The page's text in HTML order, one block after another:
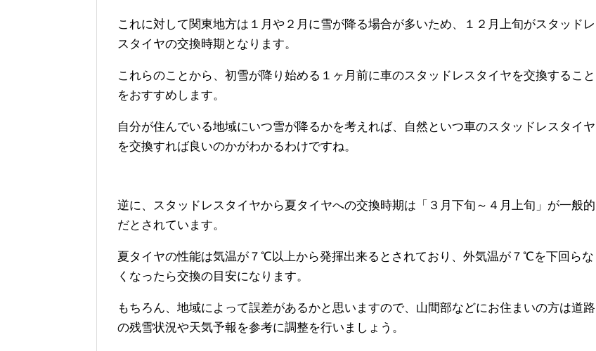
これに対して関東地方は１月や２月に雪が降る場合が多いため、１２月上旬がスタッドレ
スタイヤの交換時期となります。
これらのことから、初雪が降り始める１ヶ月前に車のスタッドレスタイヤを交換すること
をおすすめします。
自分が住んでいる地域にいつ雪が降るかを考えれば、自然といつ車のスタッドレスタイヤ
を交換すれば良いのかがわかるわけですね。
逆に、スタッドレスタイヤから夏タイヤへの交換時期は「３月下旬～４月上旬」が一般的
だとされています。
夏タイヤの性能は気温が７℃以上から発揮出来るとされており、外気温が７℃を下回らな
くなったら交換の目安になります。
もちろん、地域によって誤差があるかと思いますので、山間部などにお住まいの方は道路
の残雪状況や天気予報を参考に調整を行いましょう。